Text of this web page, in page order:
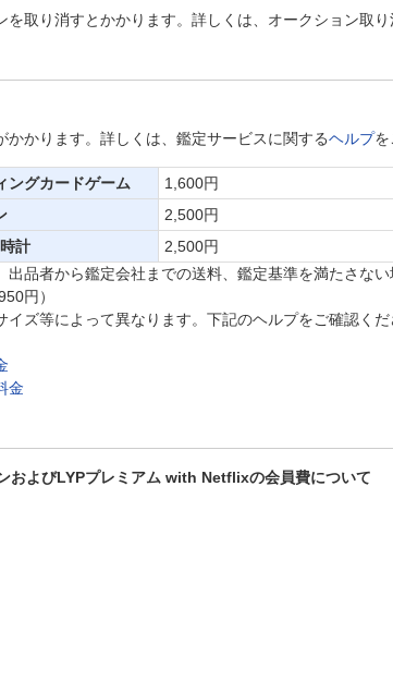
を取り消すとかかります。詳しくは、オークション取
かります。詳しくは、鑑定サービスに関するヘルプを
ングカードゲーム
1,600円
2,500円
計
2,500円
品者から鑑定会社までの送料、鑑定基準を満たさな
円）
ズ等によって異なります。下記のヘルプをご確認くだ
金
およびLYPプレミアム with Netflixの会員費について